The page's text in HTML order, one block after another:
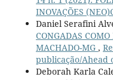
INOVAÇÕES
Daniel Serafini
CONGADAS
MACHADO-MG ,
publicação/Ahead
Deborah Karla